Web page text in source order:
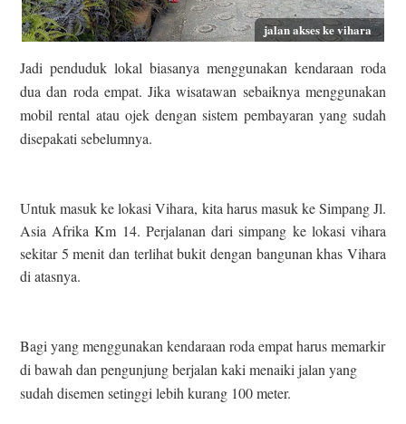
jalan akses ke vihara
Jadi penduduk lokal biasanya menggunakan kendaraan roda
dua dan roda empat. Jika wisatawan sebaiknya menggunakan
mobil rental atau ojek dengan sistem pembayaran yang sudah
disepakati sebelumnya.
Untuk masuk ke lokasi Vihara, kita harus masuk ke Simpang Jl.
Asia Afrika Km 14. Perjalanan dari simpang ke lokasi vihara
sekitar 5 menit dan terlihat bukit dengan bangunan khas Vihara
di atasnya.
Bagi yang menggunakan kendaraan roda empat harus memarkir
di bawah dan pengunjung berjalan kaki menaiki jalan yang
sudah disemen setinggi lebih kurang 100 meter.